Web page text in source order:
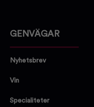
GENVÄGAR
Nyhetsbrev
Vin
Specialiteter